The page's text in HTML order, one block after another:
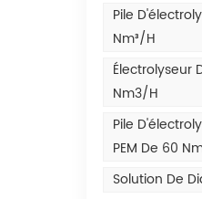
Pile
Nm³/h
Électrolyseur
Nm3/h
Pile
PEM De 60
Solution De